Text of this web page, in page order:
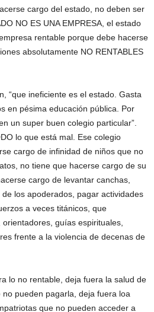
cargo del estado, no deben ser
NO ES UNA EMPRESA, el estado
rentable porque debe hacerse
absolutamente NO RENTABLES
“que ineficiente es el estado. Gasta
en pésima educación pública. Por
un super buen colegio particular”.
lo que está mal. Ese colegio
cargo de infinidad de niños que no
no tiene que hacerse cargo de su
cargo de levantar canchas,
los apoderados, pagar actividades
a veces titánicos, que
guías espirituales,
frente a la violencia de decenas de
lo no rentable, deja fuera la salud de
pueden pagarla, deja fuera loa
que no pueden acceder a